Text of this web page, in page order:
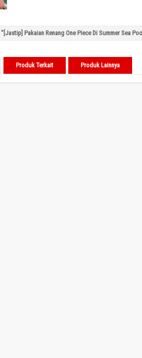
"[Jastip] Pakaian Renang One Piece Di Summer Sea
Produk Terkait Produk Lainnya